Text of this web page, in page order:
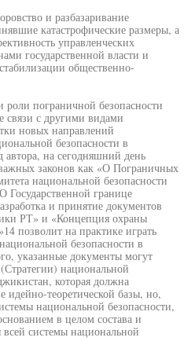
и разбазаривание
катастрофические размеры, а
управленческих
государственной власти и
общественно-
пограничной безопасности
связи с другими видами
новых направлений
безопасности в
автора, на сегодняшний день
законов как «О Пограничных
национальной безопасности
границе
и принятие документов
РТ» и «Концепция охраны
позволит на практике играть
безопасности в
указанные документы могут
национальной
которая должна
идейно-теоретической базы, но,
национальной безопасности,
в целом состава и
системы национальной